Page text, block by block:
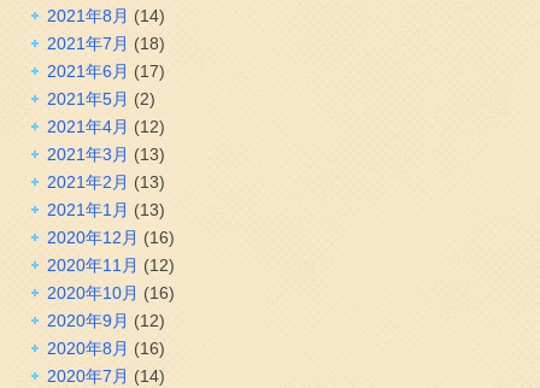
2021年8月 (14)
2021年7月 (18)
2021年6月 (17)
2021年5月 (2)
2021年4月 (12)
2021年3月 (13)
2021年2月 (13)
2021年1月 (13)
2020年12月 (16)
2020年11月 (12)
2020年10月 (16)
2020年9月 (12)
2020年8月 (16)
2020年7月 (14)